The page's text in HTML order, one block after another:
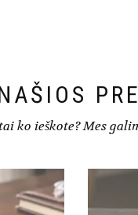
ko ieškote? Mes